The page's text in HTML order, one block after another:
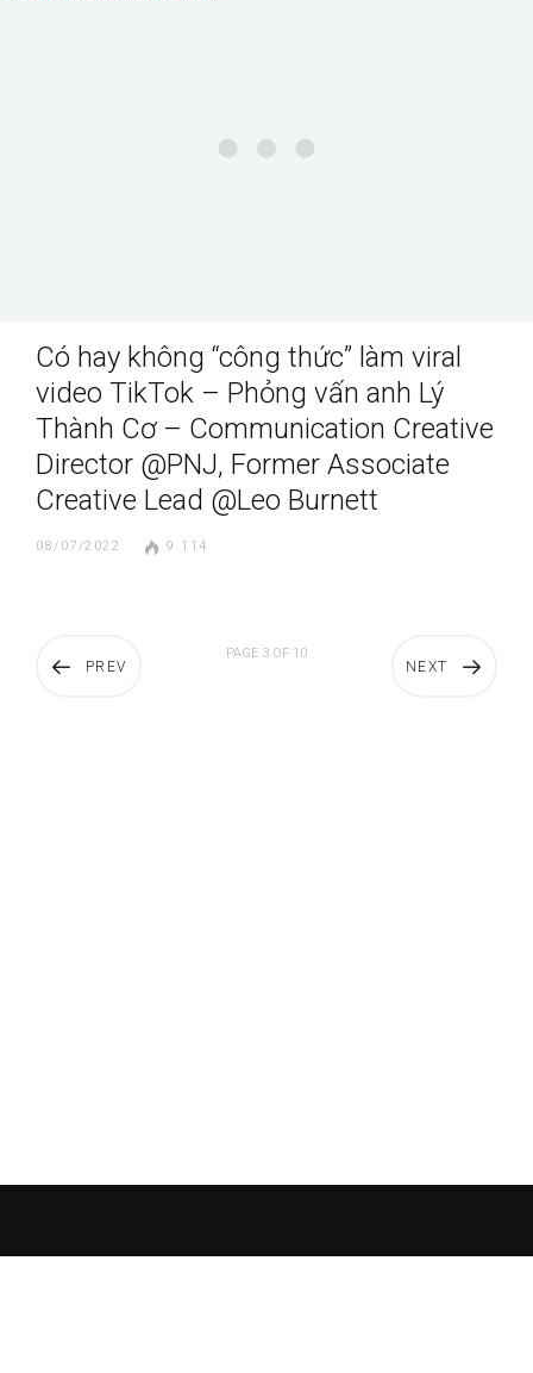
Có hay không “công thức” làm viral
video TikTok – Phỏng vấn anh Lý
Thành Cơ – Communication Creative
Director @PNJ, Former Associate
Creative Lead @Leo Burnett
08/07/2022 9.114
PREV NEXT
PAGE 3 OF 10